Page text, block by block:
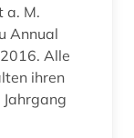
a. M.
Annual
Alle
ihren